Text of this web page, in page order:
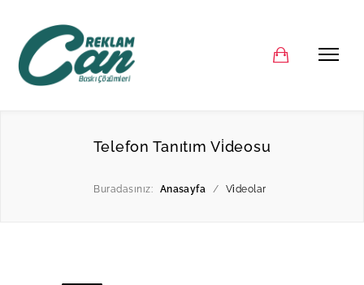
Telefon Tanıtım Vi̇deosu
Buradasınız: Anasayfa / Vi̇deolar